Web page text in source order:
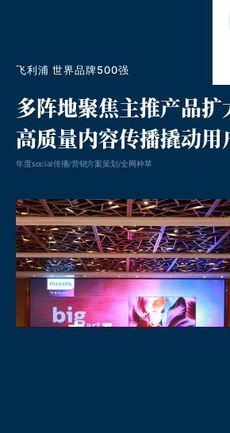
飞利浦 世界品牌500强
多阵地聚焦主推产品扩
高质量内容传播撬动用
年度social传播/营销方案策划/全网种草